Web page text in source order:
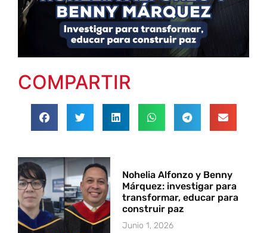
COMPARTIR
Nohelia Alfonzo y Benny
Márquez: investigar para
transformar, educar para
construir paz
Junio 1, 2026